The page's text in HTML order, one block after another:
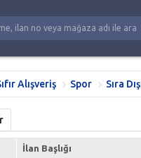
Alışveriş Spor Sıra
İlan Başlığı